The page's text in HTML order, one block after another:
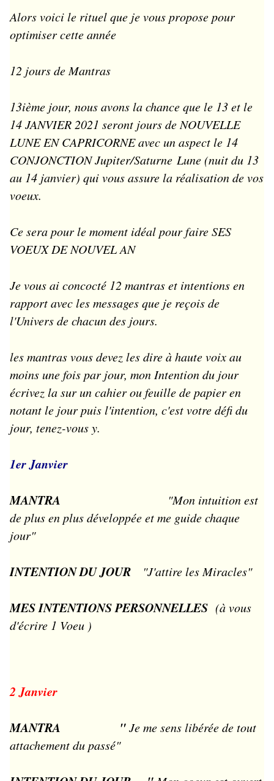
Alors voici le rituel que je vous propose pour
optimiser cette année
12 jours de Mantras
13ième jour, nous avons la chance que le 13 et le
14 JANVIER 2021 seront jours de NOUVELLE
LUNE EN CAPRICORNE avec un aspect le 14
CONJONCTION Jupiter/Saturne Lune (nuit du 13
au 14 janvier) qui vous assure la réalisation de vos
voeux.
Ce sera pour le moment idéal pour faire SES
VOEUX DE NOUVEL AN
Je vous ai concocté 12 mantras et intentions en
rapport avec les messages que je reçois de
l'Univers de chacun des jours.
les mantras vous devez les dire à haute voix au
moins une fois par jour, mon Intention du jour
écrivez la sur un cahier ou feuille de papier en
notant le jour puis l'intention, c'est votre défi du
jour, tenez-vous y.
1er Janvier
MANTRA
"Mon intuition est
de plus en plus développée et me guide chaque
jour"
INTENTION DU JOUR "J'attire les Miracles"
MES INTENTIONS PERSONNELLES (à vous
d'écrire 1 Voeu )
2 Janvier
MANTRA "Je me sens libérée de tout
attachement du passé"